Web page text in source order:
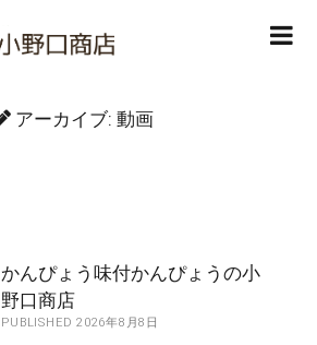
アーカイブ: 動画
かんぴょう味付かんぴょうの小
野口商店
PUBLISHED 2026年8月8日